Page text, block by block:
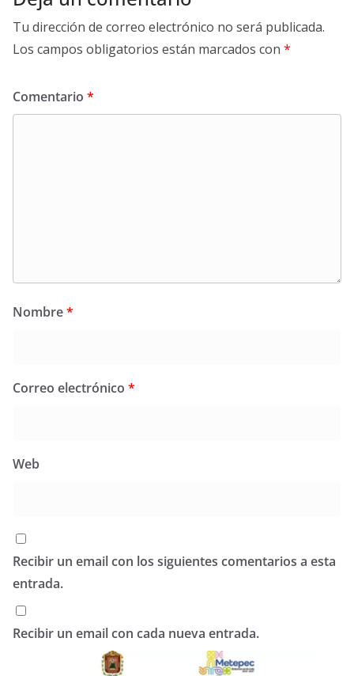
Tu dirección de correo electrónico no será publicada.
Los campos obligatorios están marcados con *
Comentario *
Nombre*
Correo electrónico *
Web
Recibir un email con los siguientes comentarios a esta
entrada.
Recibir un email con cada nueva entrada.